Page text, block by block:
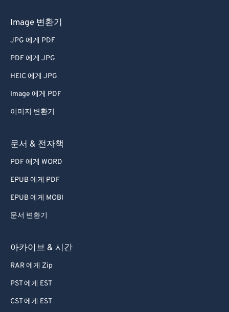
Image 변환기
JPG 에게 PDF
PDF 에게 JPG
HEIC 에게 JPG
Image 에게 PDF
이미지 변환기
문서 & 전자책
PDF 에게 WORD
EPUB 에게 PDF
EPUB 에게 MOBI
문서 변환기
아카이브 & 시간
RAR 에게 Zip
PST 에게 EST
CST 에게 EST